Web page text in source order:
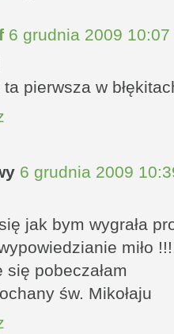
6 grudnia 2009 10:07
ta pierwsza w
6 grudnia 2009
jak bym wygrała
miło
pobeczałam
św. Mikołaju